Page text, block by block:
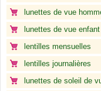
lunettes de vue
lunettes de vue enfant
lentilles mensuelles
lentilles journalières
lunettes de soleil de